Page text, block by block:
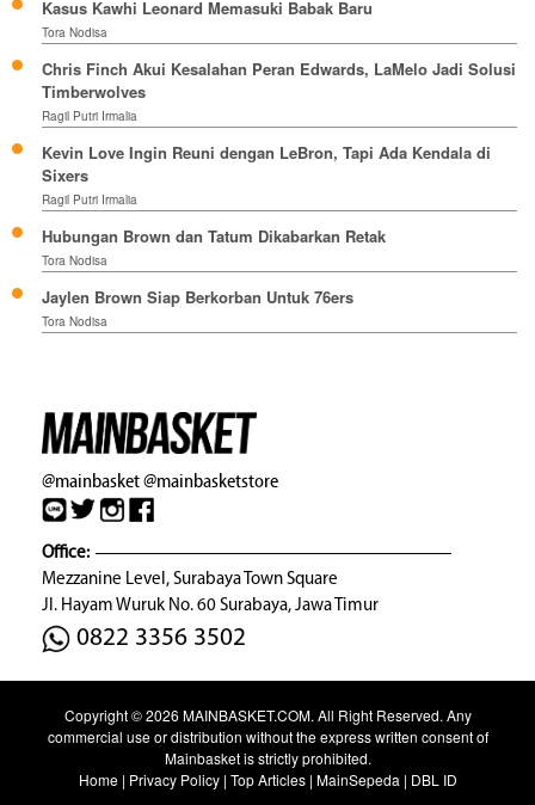
Kasus Kawhi Leonard Memasuki Babak Baru
Tora Nodisa
Chris Finch Akui Kesalahan Peran Edwards, LaMelo Jadi Solusi
Timberwolves
Ragil Putri Irmalia
Kevin Love Ingin Reuni dengan LeBron, Tapi Ada Kendala di
Sixers
Ragil Putri Irmalia
Hubungan Brown dan Tatum Dikabarkan Retak
Tora Nodisa
Jaylen Brown Siap Berkorban Untuk 76ers
Tora Nodisa
@mainbasket@mainbasketstore
Office:
Mezzanine Level, Surabaya Town Square
Jl. Hayam Wuruk No. 60 Surabaya, Jawa Timur
0822 3356 3502
Copyright © 2026 MAINBASKET.COM. All Right Reserved. Any
commercial use or distribution without the express written consent of
Mainbasket is strictly prohibited.
Home| Privacy Policy| Top Articles| MainSepeda| DBL ID